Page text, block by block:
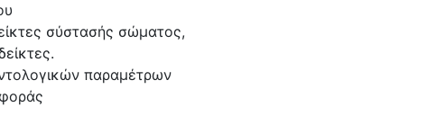
σύστασής σώματος,
παραμέτρων